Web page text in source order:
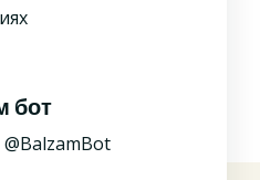
бот